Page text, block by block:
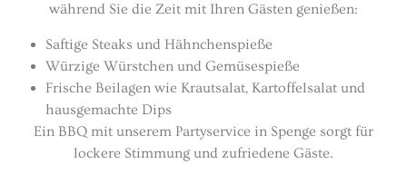
während Sie die Zeit mit Ihren Gästen genießen:
Saftige Steaks und Hähnchenspieße
Würzige Würstchen und Gemüsespieße
Frische Beilagen wie Krautsalat, Kartoffelsalat und
hausgemachte Dips
Ein BBQ mit unserem Partyservice in Spenge sorgt für
lockere Stimmung und zufriedene Gäste.